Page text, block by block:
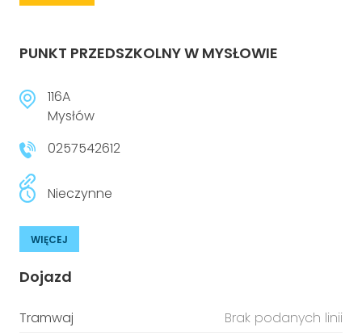
PUNKT PRZEDSZKOLNY W MYSŁOWIE
116A
Mysłów
0257542612
Nieczynne
WIĘCEJ
Dojazd
Tramwaj
Brak podanych linii